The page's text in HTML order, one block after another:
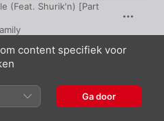
(Feat. Shurik'n) [Part
content specifiek voor
Ga door